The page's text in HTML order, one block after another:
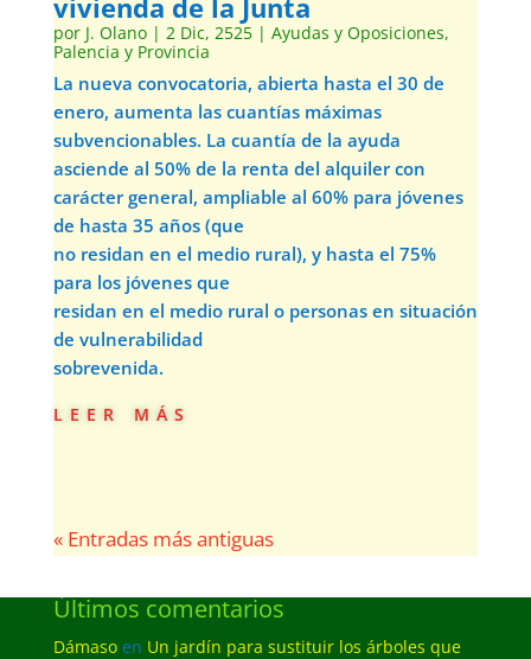
vivienda de la Junta
por J. Olano| 2 Dic, 2525| Ayudas y Oposiciones,
Palencia y Provincia
La nueva convocatoria, abierta hasta el 30 de
enero, aumenta las cuantías máximas
subvencionables. La cuantía de la ayuda
asciende al 50% de la renta del alquiler con
carácter general, ampliable al 60% para jóvenes
de hasta 35 años (que
no residan en el medio rural), y hasta el 75%
para los jóvenes que
residan en el medio rural o personas en situación
de vulnerabilidad
sobrevenida.
leer más
« Entradas más antiguas
Últimos comentarios
Dámasoen Un jardín para sustituir los árboles que